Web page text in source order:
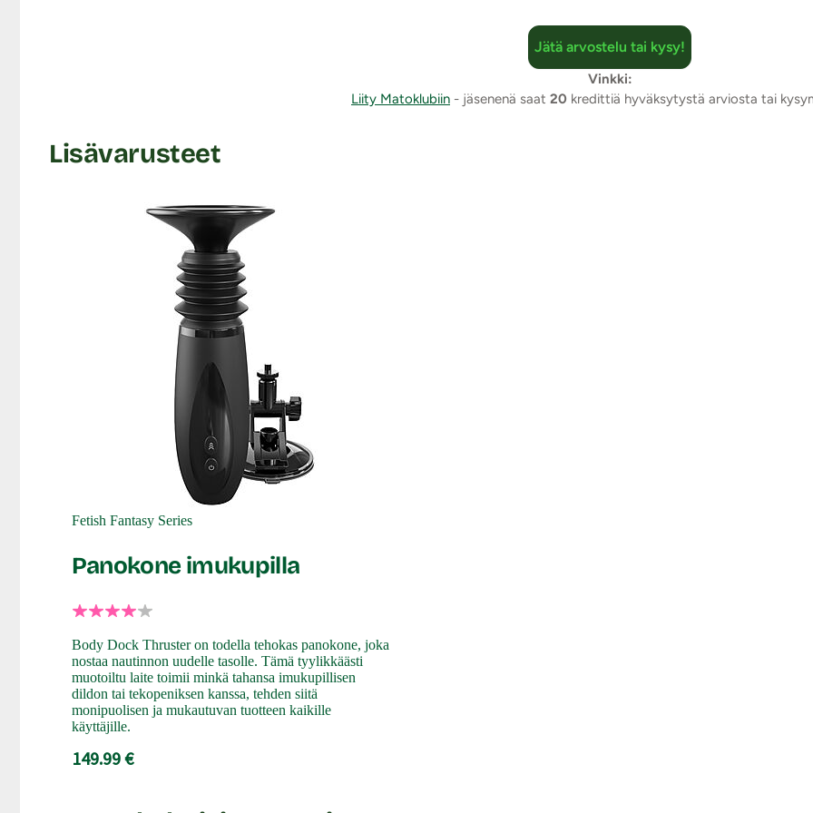
Jätä arvostelu tai kysy!
Vinkki:
Liity Matoklubiin - jäsenenä saat 20 kredittiä hyväksytystä arviosta tai
Lisävarusteet
Fetish Fantasy Series
Panokone imukupilla
Body Dock Thruster on todella tehokas panokone, joka
nostaa nautinnon uudelle tasolle. Tämä tyylikkäästi
muotoiltu laite toimii minkä tahansa imukupillisen
dildon tai tekopeniksen kanssa, tehden siitä
monipuolisen ja mukautuvan tuotteen kaikille
käyttäjille.
149.99 €